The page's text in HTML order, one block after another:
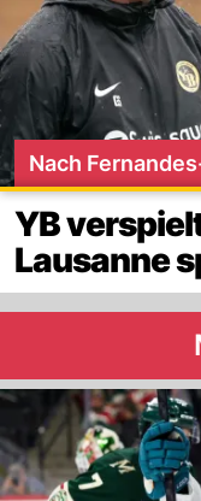
Nach
YB
Lausanne